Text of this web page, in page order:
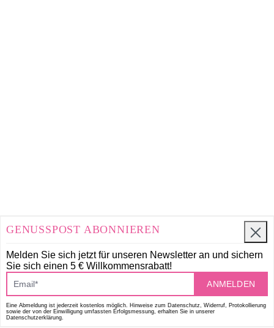
GENUSSPOST ABONNIEREN
Melden Sie sich jetzt für unseren Newsletter an und sichern
Sie sich einen 5 € Willkommensrabatt!
ANMELDEN
Eine Abmeldung ist jederzeit kostenlos möglich. Hinweise zum Datenschutz, Widerruf, Protokollierung
sowie der von der Einwilligung umfassten Erfolgsmessung, erhalten Sie in unserer
Datenschutzerklärung.